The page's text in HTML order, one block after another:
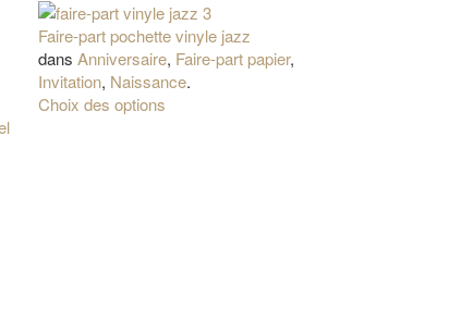
Faire-part pochette vinyle jazz
dans Anniversaire, Faire-part papier,
Invitation, Naissance.
Choix des options